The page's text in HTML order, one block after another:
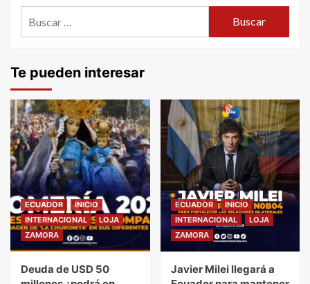
Te pueden interesar
ECUADOR
INICIO
INTERNACIONAL
LOJA
ZAMORA
Deuda de USD 50
ECUADOR
INICIO
INTERNACIONAL
LOJA
ZAMORA
Javier Milei llegará a